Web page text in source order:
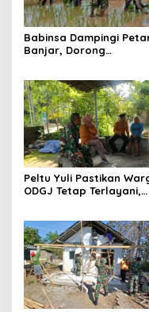
Babinsa Dampingi
Banjar, Dorong
Peltu Yuli Pastikan
ODGJ Tetap Terlayani,